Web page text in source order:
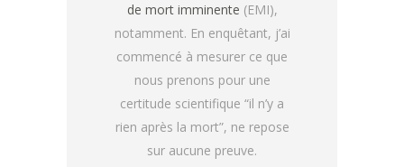
de mort imminente (EMI),
notamment. En enquêtant, j’ai
commencé à mesurer ce que
nous prenons pour une
certitude scientifique “il n’y a
rien après la mort”, ne repose
sur aucune preuve.